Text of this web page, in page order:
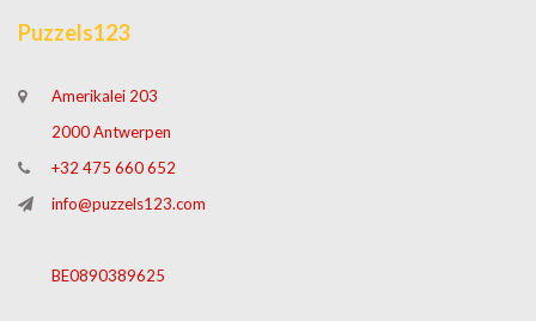
Puzzels123
Amerikalei 203
2000 Antwerpen
+32 475 660 652
info@puzzels123.com
BE0890389625